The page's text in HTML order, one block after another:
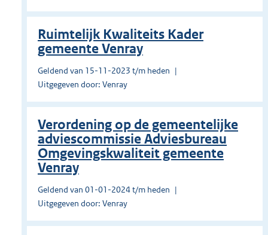
Ruimtelijk Kwaliteits Kader
gemeente Venray
Geldend van 15-11-2023 t/m heden
Uitgegeven door: Venray
Verordening op de gemeentelijke
adviescommissie Adviesbureau
Omgevingskwaliteit gemeente
Venray
Geldend van 01-01-2024 t/m heden
Uitgegeven door: Venray